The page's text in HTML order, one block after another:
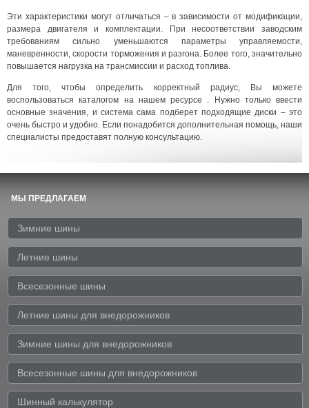
Эти характеристики могут отличаться – в зависимости от модификации,
размера двигателя и комплектации. При несоответствии заводским
требованиям сильно уменьшаются параметры управляемости,
маневренности, скорости торможения и разгона. Более того, значительно
повышается нагрузка на трансмиссии и расход топлива.
Для того, чтобы определить корректный радиус, Вы можете
воспользоваться каталогом на нашем ресурсе . Нужно только ввести
основные значения, и система сама подберет подходящие диски – это
очень быстро и удобно. Если понадобится дополнительная помощь, наши
специалисты предоставят полную консультацию.
МЫ ПРЕДЛАГАЕМ
Зимние шины
Летние шины
Всесезонные шины
Летние шины для внедорожников
Зимние шины для внедорожников
Всесезонные шины для внедорожников
Шинный калькулятор